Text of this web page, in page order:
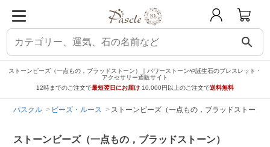
search
ストーンビーズ（一点もの，ブラッドストーン）｜パワーストーンや誕生石のブレスレット・
アクセサリー通販サイト
12時までのご注文で最短翌日にお届け 10,000円以上のご注文で送料無料
パスクル ビーズ・ルース ストーンビーズ（一点もの，ブラッドストーン）
ストーンビーズ（一点もの，ブラッドストーン）